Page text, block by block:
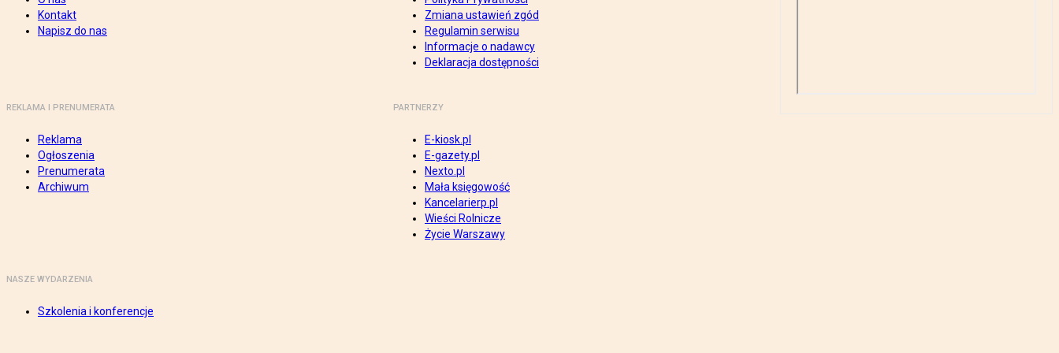
Kontakt
Napisz do nas
Zmiana ustawień zgód
Regulamin serwisu
Informacje o nadawcy
Deklaracja dostępności
REKLAMA I PRENUMERATA
Reklama
Ogłoszenia
Prenumerata
Archiwum
PARTNERZY
E-kiosk.pl
E-gazety.pl
Nexto.pl
Mała księgowość
Kancelarierp.pl
Wieści Rolnicze
Życie Warszawy
NASZE WYDARZENIA
Szkolenia i konferencje